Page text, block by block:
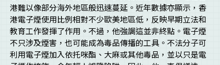
港難以像部分海外地區般迅速蔓延。近年數據亦顯示，香
港電子煙使用比例相對不少歐美地區低，反映早期立法和
教育工作發揮了作用。不過，他強調這並非終點。電子煙
不只涉及煙害，也可能成為毒品傳播的工具。不法分子可
利用電子煙加入依托咪酯、大麻或其他毒品，並以只是電